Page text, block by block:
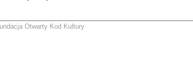
Otwarty Kod Kultury